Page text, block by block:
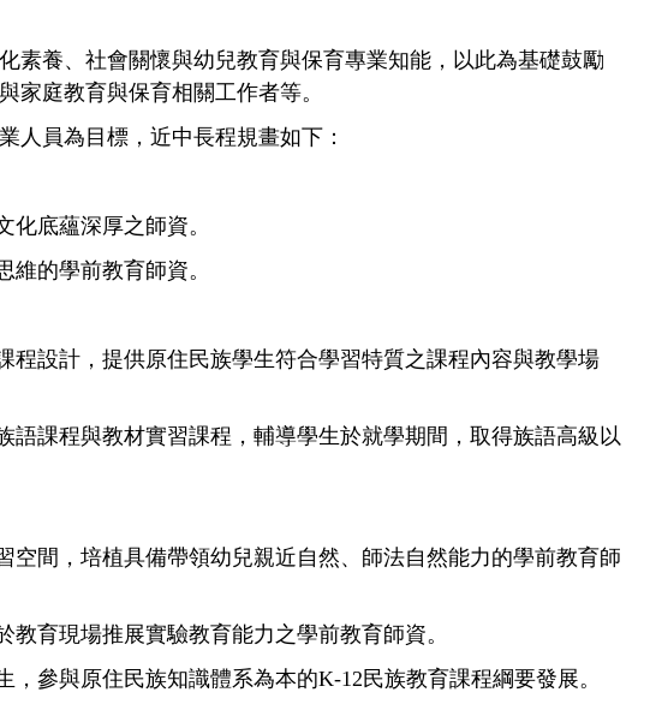
素養、社會關懷與幼兒教育與保育專業知能，以此為基礎鼓勵
家庭教育與保育相關工作者等。
人員為目標，近中長程規畫如下：
底蘊深厚之師資。
的學前教育師資。
設計，提供原住民族學生符合學習特質之課程內容與教學場
課程與教材實習課程，輔導學生於就學期間，取得族語高級以
間，培植具備帶領幼兒親近自然、師法自然能力的學前教育師
育現場推展實驗教育能力之學前教育師資。
參與原住民族知識體系為本的K-12民族教育課程綱要發展。